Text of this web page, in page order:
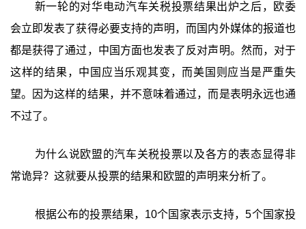
新一轮的对华电动汽车关税投票结果出炉之后，欧委
会立即发表了获得必要支持的声明，而国内外媒体的报道也
都是获得了通过，中国方面也发表了反对声明。然而，对于
这样的结果，中国应当乐观其变，而美国则应当是严重失
望。因为这样的结果，并不意味着通过，而是表明永远也通
不过了。
为什么说欧盟的汽车关税投票以及各方的表态显得非
常诡异？这就要从投票的结果和欧盟的声明来分析了。
根据公布的投票结果，10个国家表示支持，5个国家投